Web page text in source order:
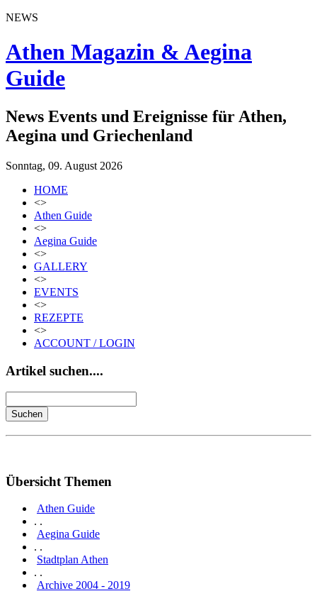
NEWS
Athen Magazin & Aegina
Guide
News Events und Ereignisse für Athen,
Aegina und Griechenland
Sonntag, 09. August 2026
HOME
<>
Athen Guide
<>
Aegina Guide
<>
GALLERY
<>
EVENTS
<>
REZEPTE
<>
ACCOUNT / LOGIN
Artikel suchen....
Übersicht Themen
Athen Guide
. .
Aegina Guide
. .
Stadtplan Athen
. .
Archive 2004 - 2019